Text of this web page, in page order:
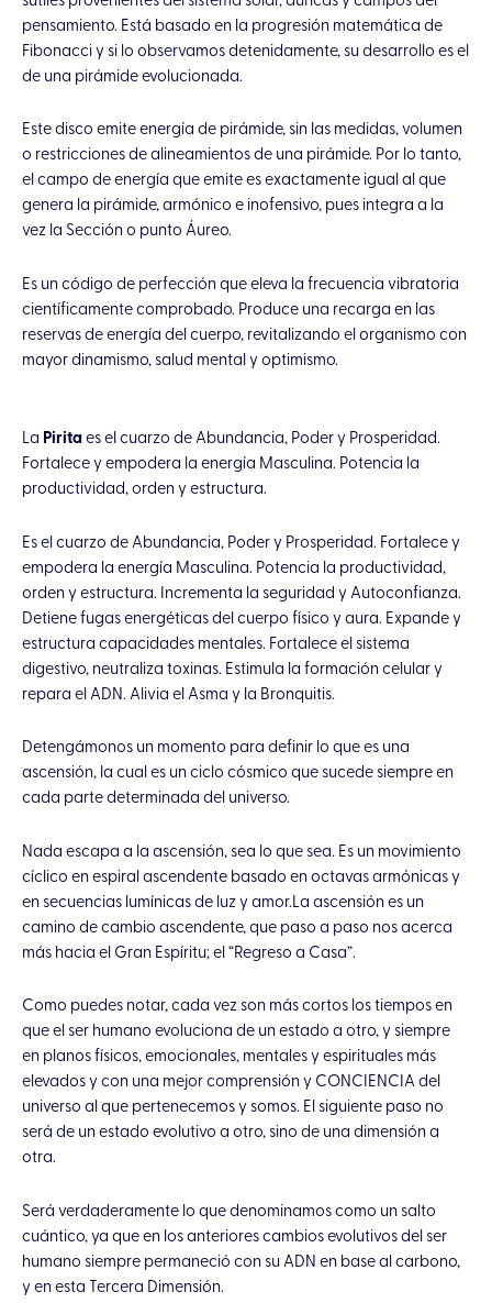
pensamiento. Está basado en la progresión matemática de
Fibonacci y si lo observamos detenidamente, su desarrollo es el
de una pirámide evolucionada.
Este disco emite energía de pirámide, sin las medidas, volumen
o restricciones de alineamientos de una pirámide. Por lo tanto,
el campo de energía que emite es exactamente igual al que
genera la pirámide, armónico e inofensivo, pues integra a la
vez la Sección o punto Áureo.
Es un código de perfección que eleva la frecuencia vibratoria
científicamente comprobado. Produce una recarga en las
reservas de energía del cuerpo, revitalizando el organismo con
mayor dinamismo, salud mental y optimismo.
La Pirita es el cuarzo de Abundancia, Poder y Prosperidad.
Fortalece y empodera la energía Masculina. Potencia la
productividad, orden y estructura.
Es el cuarzo de Abundancia, Poder y Prosperidad. Fortalece y
empodera la energía Masculina. Potencia la productividad,
orden y estructura. Incrementa la seguridad y Autoconfianza.
Detiene fugas energéticas del cuerpo físico y aura. Expande y
estructura capacidades mentales. Fortalece el sistema
digestivo, neutraliza toxinas. Estimula la formación celular y
repara el ADN. Alivia el Asma y la Bronquitis.
Detengámonos un momento para definir lo que es una
ascensión, la cual es un ciclo cósmico que sucede siempre en
cada parte determinada del universo.
Nada escapa a la ascensión, sea lo que sea. Es un movimiento
cíclico en espiral ascendente basado en octavas armónicas y
en secuencias lumínicas de luz y amor.La ascensión es un
camino de cambio ascendente, que paso a paso nos acerca
más hacia el Gran Espíritu; el “Regreso a Casa”.
Como puedes notar, cada vez son más cortos los tiempos en
que el ser humano evoluciona de un estado a otro, y siempre
en planos físicos, emocionales, mentales y espirituales más
elevados y con una mejor comprensión y CONCIENCIA del
universo al que pertenecemos y somos. El siguiente paso no
será de un estado evolutivo a otro, sino de una dimensión a
otra.
Será verdaderamente lo que denominamos como un salto
cuántico, ya que en los anteriores cambios evolutivos del ser
humano siempre permaneció con su ADN en base al carbono,
y en esta Tercera Dimensión.